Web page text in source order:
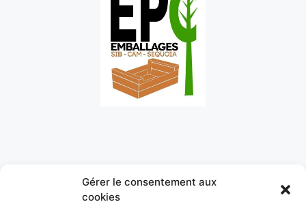
Gérer le consentement aux
cookies